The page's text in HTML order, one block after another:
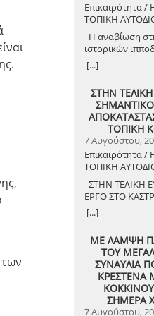
Επικαιρότητα /
ΤΟΠΙΚΗ
Η αναβίωση
ιστορικών
Αυγούστου
[...]
ΣΤΗΝ
ΤΟΠΙΚΗ
7 Αυγούστου,
Επικαιρότητα
ΤΟΠΙΚΗ
ΣΤΗΝ ΤΕΛΙΚΗ
ΕΡΓΟ ΣΤΟ
ολοκλήρωσης
αποκατάστασης
ευρώ. Έπειτα
ο Δήμαρχος
Λέντζας, μαζί
και
διαπιστώθηκε
άμεσα και
[...]
ΜΕ ΛΑΜΨΗ
ΤΟΥ
ΣΥΝΑΥΛΙΑ
ΚΡΕΣΤΕΝΑ
ΚΟΚΚΙΝΟΥ
ΣΗΜΕΡΑ
7 Αυγούστου,